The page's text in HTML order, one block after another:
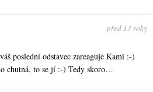
před 13 roky
poslední odstavec zareaguje Kami :-)
chutná, to se jí :-) Tedy skoro…